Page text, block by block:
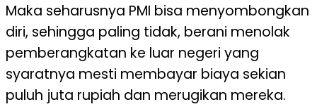
Maka seharusnya PMI bisa menyombongkan
diri, sehingga paling tidak, berani menolak
pemberangkatan ke luar negeri yang
syaratnya mesti membayar biaya sekian
puluh juta rupiah dan merugikan mereka.